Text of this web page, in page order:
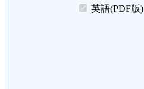
英語(PDF版)